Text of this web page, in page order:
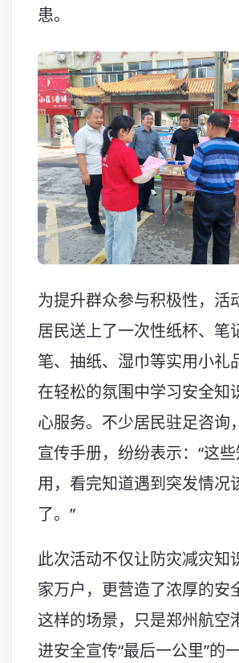
患。
为提升群众参与积极性，活
居民送上了一次性纸杯、笔
笔、抽纸、湿巾等实用小礼
在轻松的氛围中学习安全知
心服务。不少居民驻足咨询
宣传手册，纷纷表示：“这
用，看完知道遇到突发情况
了。”
此次活动不仅让防灾减灾知
家万户，更营造了浓厚的安
这样的场景，只是郑州航空
进安全宣传“最后一公里”的